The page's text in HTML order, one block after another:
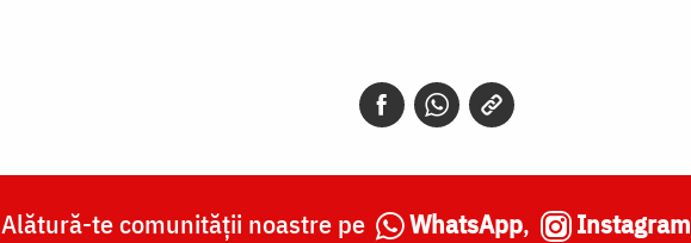
Alătură-te comunității noastre pe WhatsApp, Instagram